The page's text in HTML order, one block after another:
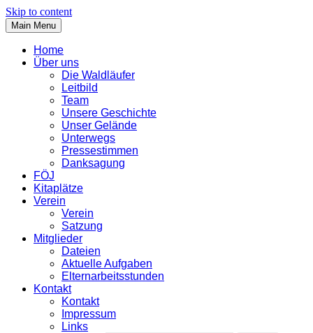
Skip to content
Main Menu
Home
Über uns
Die Waldläufer
Leitbild
Team
Unsere Geschichte
Unser Gelände
Unterwegs
Pressestimmen
Danksagung
FÖJ
Kitaplätze
Verein
Verein
Satzung
Mitglieder
Dateien
Aktuelle Aufgaben
Elternarbeitsstunden
Kontakt
Kontakt
Impressum
Links